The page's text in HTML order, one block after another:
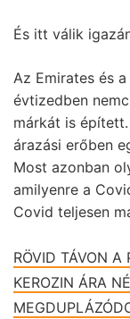
És itt válik
Az Emirates és
évtizedben
márkát is
árazási erőben
Most azonban
amilyenre a
Covid teljesen
RÖVID TÁVON A
KEROZIN ÁRA